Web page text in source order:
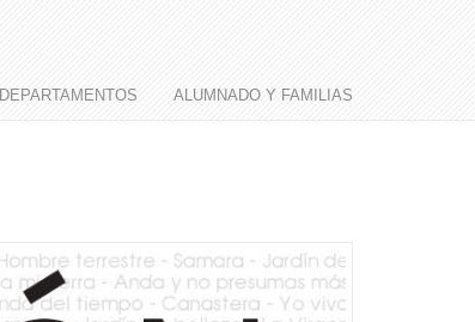
DEPARTAMENTOS ALUMNADO Y FAMILIAS